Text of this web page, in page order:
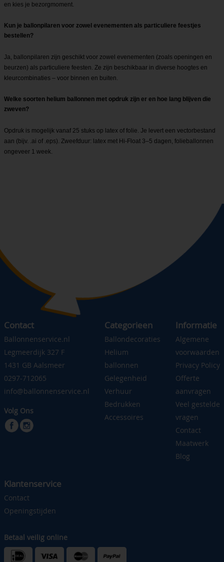
en kies je bezorgmoment.
Kun je ballonpilaren voor zowel evenementen als particuliere feestjes
bestellen?
Ja, ballonpilaren zijn geschikt voor zowel evenementen (zoals openingen en
beurzen) als particuliere feesten. Ze zijn beschikbaar in diverse hoogtes en
kleurcombinaties – voor binnen en buiten.
Welke soorten helium ballonnen met opdruk zijn er en hoe lang blijven die
zweven?
Opdruk is mogelijk vanaf 25 stuks op latex of folie. Je levert een vectorbestand
aan (bijv. .ai of .eps). Zweefduur: latex met Hi-Float 3–5 dagen, folieballonnen
ongeveer 1 week.
Contact
Ballonnenservice.nl
Legmeerdijk 327 F
1431 GB Aalsmeer
0297-712065
info@ballonnenservice.nl
Volg Ons
Categorieen
Ballondecoraties
Helium
ballonnen
Gelegenheid
Verhuur
Bedrukken
Accessoires
Informatie
Algemene
voorwaarden
Privacy Policy
Offerte
aanvragen
Veel gestelde
vragen
Contact
Maatwerk
Blog
Klantenservice
Contact
Openingstijden
Betaal veilig online